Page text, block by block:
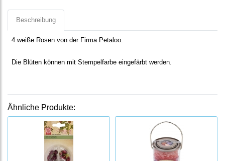
Beschreibung
4 weiße Rosen von der Firma Petaloo.
Die Blüten können mit Stempelfarbe eingefärbt werden.
Ähnliche Produkte: